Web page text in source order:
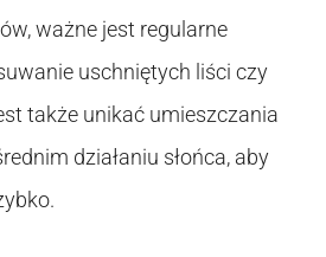
ważne jest regularne
uschniętych liści czy
także unikać umieszczania
działaniu słońca, aby